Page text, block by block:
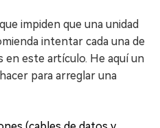
impiden que una unidad
intentar cada una de
en este artículo. He aquí un
para arreglar una